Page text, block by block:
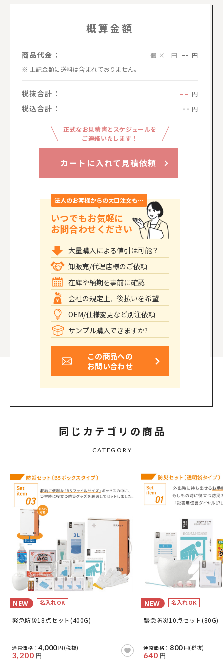
概算金額
商品代金： --個 × --円 -- 円
上記金額に送料は含まれておりません。
税抜合計： -- 円
税込合計： -- 円
正式なお見積書とスケジュールを
ご連絡いたします！
カートに入れて見積依頼
法人のお客様からの大口注文も…
いつでもお気軽に
お問合わせください
大量購入による値引は可能？
卸販売/代理店様のご依頼
在庫や納期を事前に確認
会社の規定上、後払いを希望
OEM/仕様変更など別注依頼
サンプル購入できますか?
この商品への
お問い合わせ
同じカテゴリの商品
CATEGORY
NEW 名入れOK
緊急防災18点セット(400G)
通常価格：4,000円(税抜)
3,200 円
NEW 名入れOK
緊急防災10点セット(80G)
通常価格：800円(税抜)
640 円